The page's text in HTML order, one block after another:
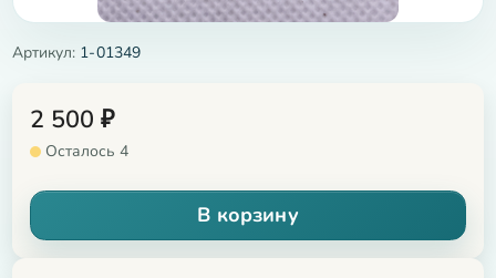
Артикул: 1-01349
2 500 ₽
Осталось 4
В корзину